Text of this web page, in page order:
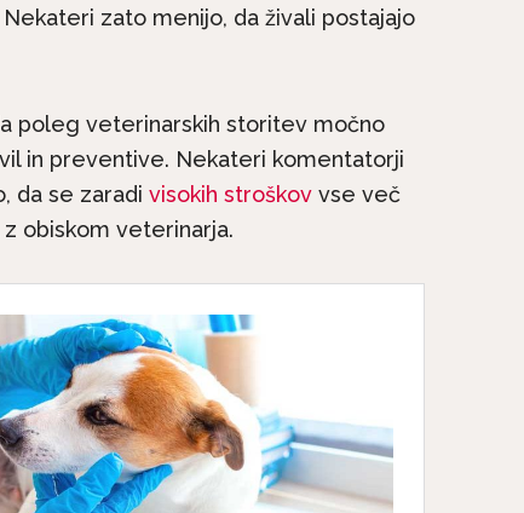
zato menijo, da živali postajajo
poleg veterinarskih storitev močno
in preventive. Nekateri komentatorji
da se zaradi visokih stroškov vse več
obiskom veterinarja.
mačja
9. del – Mačji
zobje
Le še do konca avgusta
popolne subvencije za...